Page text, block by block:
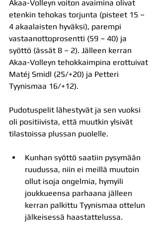
Akaa-Volleyn voiton avaimina olivat
etenkin tehokas torjunta (pisteet 15 –
4 akaalaisten hyväksi), parempi
vastaanottoprosentti (59 – 40) ja
syöttö (ässät 8 – 2). Jälleen kerran
Akaa-Volleyn tehokkaimpina erottuivat
Matéj Smidl (25/+20) ja Petteri
Tyynismaa 16/+12).
Pudotuspelit lähestyvät ja sen vuoksi
oli positiivista, että muutkin ylsivät
tilastoissa plussan puolelle.
Kunhan syöttö saatiin pysymään
ruudussa, niin ei meillä muutoin
ollut isoja ongelmia, hymyili
joukkueensa parhaana jälleen
kerran palkittu Tyynismaa ottelun
jälkeisessä haastattelussa.